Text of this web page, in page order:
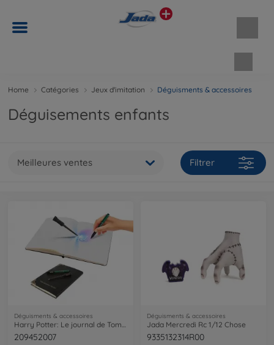
Home Catégories Jeux d'imitation Déguisments & accessoires
Déguisements enfants
Meilleures ventes Filtrer
Déguisments & accessoires
Harry Potter: Le journal de Tom Jeduso
209452007
Déguisments & accessoires
Jada Mercredi Rc 1/12 Chose
9335132314R00